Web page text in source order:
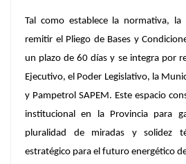
Tal como establece la normativa,
remitir el Pliego de Bases y
un plazo de 60 días y se integra por
Ejecutivo, el Poder Legislativo, la
y Pampetrol SAPEM. Este espacio
institucional en la Provincia para
pluralidad de miradas y solidez
estratégico para el futuro energético